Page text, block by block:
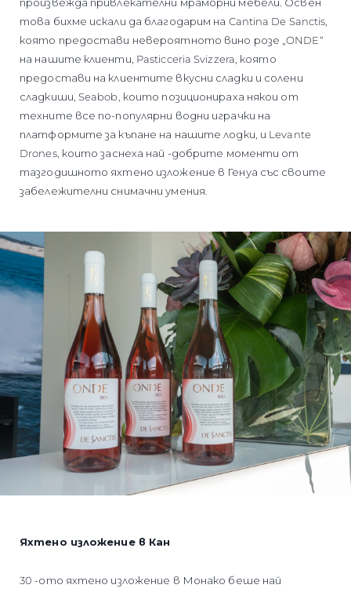
това бихме искали да благодарим на Cantina De Sanctis,
която предостави невероятното вино розе „ONDE“
на нашите клиенти, Pasticceria Svizzera, която
предостави на клиентите вкусни сладки и солени
сладкиши, Seabob, които позиционираха някои от
техните все по-популярни водни играчки на
платформите за къпане на нашите лодки, и Levante
Drones, които заснеха най -добрите моменти от
тазгодишното яхтено изложение в Генуа със своите
забележителни снимачни умения.
Яхтено изложение в Кан
30 -ото яхтено изложение в Монако беше най